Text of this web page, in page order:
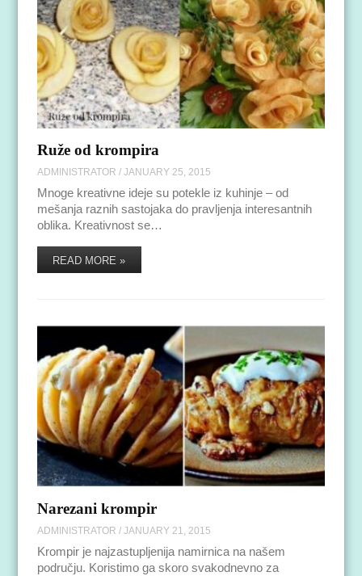
Ruže od krompira
ADMINISTRATOR /JANUARY 25, 2015
Mnoge kreativne ideje su potekle iz kuhinje – od
mešanja raznih sastojaka do pravljenja interesantnih
oblika. Kreativnost se…
READ MORE »
Narezani krompir
ADMINISTRATOR /JANUARY 21, 2015
Krompir je najzastupljenija namirnica na našem
području. Koristimo ga skoro svakodnevno za